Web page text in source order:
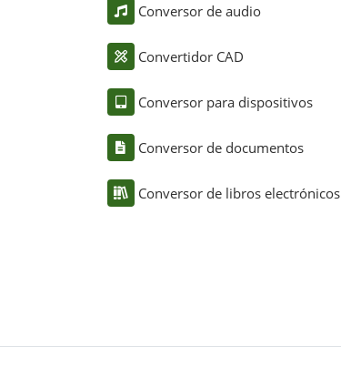
Conversor de audio
Convertidor CAD
Conversor para dispositivos
Conversor de documentos
Conversor de libros electrónicos